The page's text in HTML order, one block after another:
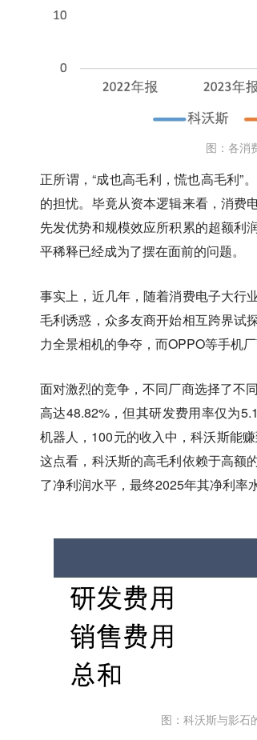
图：各消
正所谓，“成也高毛利，慌也高毛利”
的担忧。毕竟从资本逻辑来看，消费
先发优势和规模效应所积累的超额利
平稀释已经成为了摆在面前的问题。
事实上，近几年，随着消费电子大行
毛利诱惑，众多友商开始相互跨界试
力全景相机的争夺，而OPPO等手机
面对激烈的竞争，不同厂商选择了不
高达48.82%，但其研发费用率仅为
机器人，100元的收入中，科沃斯能
这点看，科沃斯的高毛利依赖于高额
了净利润水平，最终2025年其净利率
图：科沃斯与影石